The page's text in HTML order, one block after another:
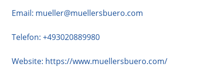
Email: mueller@muellersbuero.com
Telefon: +493020889980
Website: https://www.muellersbuero.com/